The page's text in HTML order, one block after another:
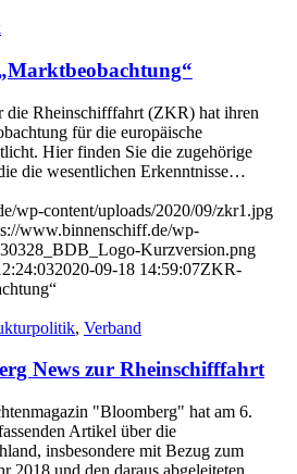
die Rheinschifffahrt (ZKR) hat ihren
für die europäische
Hier finden Sie die zugehörige
die wesentlichen Erkenntnisse…
wp-content/uploads/2020/09/zkr1.jpg
www.binnenschiff.de/wp-
Kurzversion.png
2020-09-18 14:59:07ZKR-
, Verband
News zur Rheinschifffahrt
"Bloomberg" hat am 6.
Artikel über die
insbesondere mit Bezug zum